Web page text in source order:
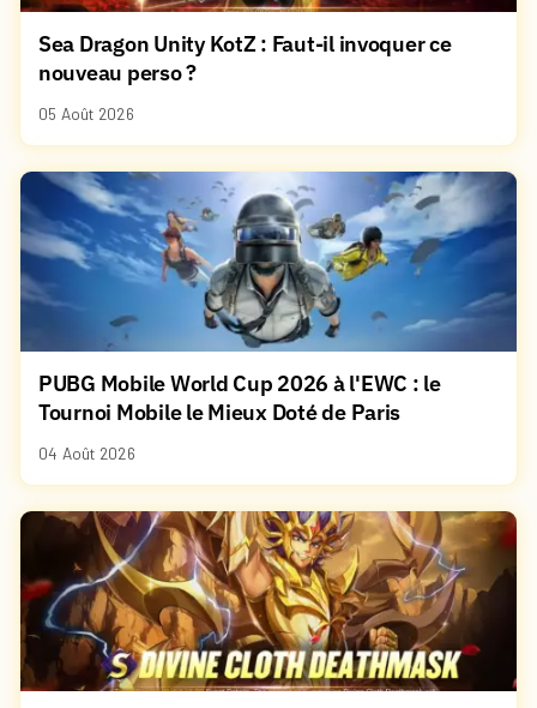
Sea Dragon Unity KotZ : Faut-il invoquer ce
nouveau perso ?
05 Août 2026
PUBG Mobile World Cup 2026 à l'EWC : le
Tournoi Mobile le Mieux Doté de Paris
04 Août 2026